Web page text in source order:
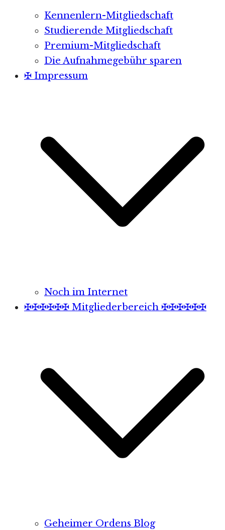
Kennenlern-Mitgliedschaft
Studierende Mitgliedschaft
Premium-Mitgliedschaft
Die Aufnahmegebühr sparen
✠ Impressum
Noch im Internet
✠✠✠✠✠✠ Mitgliederbereich ✠✠✠✠✠✠
Geheimer Ordens Blog